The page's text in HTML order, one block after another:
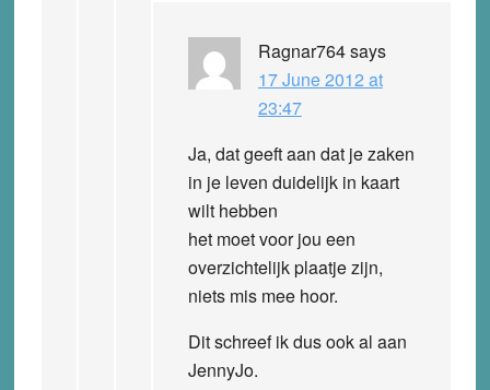
Ragnar764says
17 June 2012 at
23:47
Ja, dat geeft aan dat je zaken
in je leven duidelijk in kaart
wilt hebben
het moet voor jou een
overzichtelijk plaatje zijn,
niets mis mee hoor.
Dit schreef ik dus ook al aan
JennyJo.